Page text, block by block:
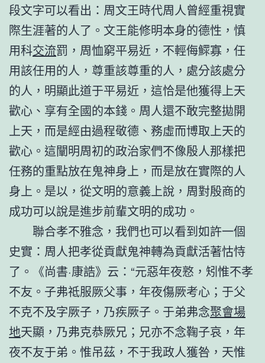
段文字可以看出：周文王時代周人曾經重視實
際生涯著的人了。文王能修明本身的德性，慎
用科交流罰，周恤窮平易近，不輕侮鰥寡，任
用該任用的人，尊重該尊重的人，處分該處分
的人，明顯此道于平易近，這恰是他獲得上天
歡心、享有全國的本錢。周人還不敢完整拋開
上天，而是經由過程敬德、務虛而博取上天的
歡心。這闡明周初的政治家們不像殷人那樣把
任務的重點放在鬼神身上，而是放在實際的人
身上。是以，從文明的意義上說，周對殷商的
成功可以說是進步前輩文明的成功。
聯合孝不雅念，我們也可以看到如許一個
史實：周人把孝從貢獻鬼神轉為貢獻活著怙恃
了。《尚書·康誥》云：“元惡年夜憝，矧惟不孝
不友。子弗祗服厥父事，年夜傷厥考心；于父
不克不及字厥子，乃疾厥子。于弟弗念聚會場
地天顯，乃弗克恭厥兄；兄亦不念鞠子哀，年
夜不友于弟。惟吊茲，不于我政人獲咎，天惟